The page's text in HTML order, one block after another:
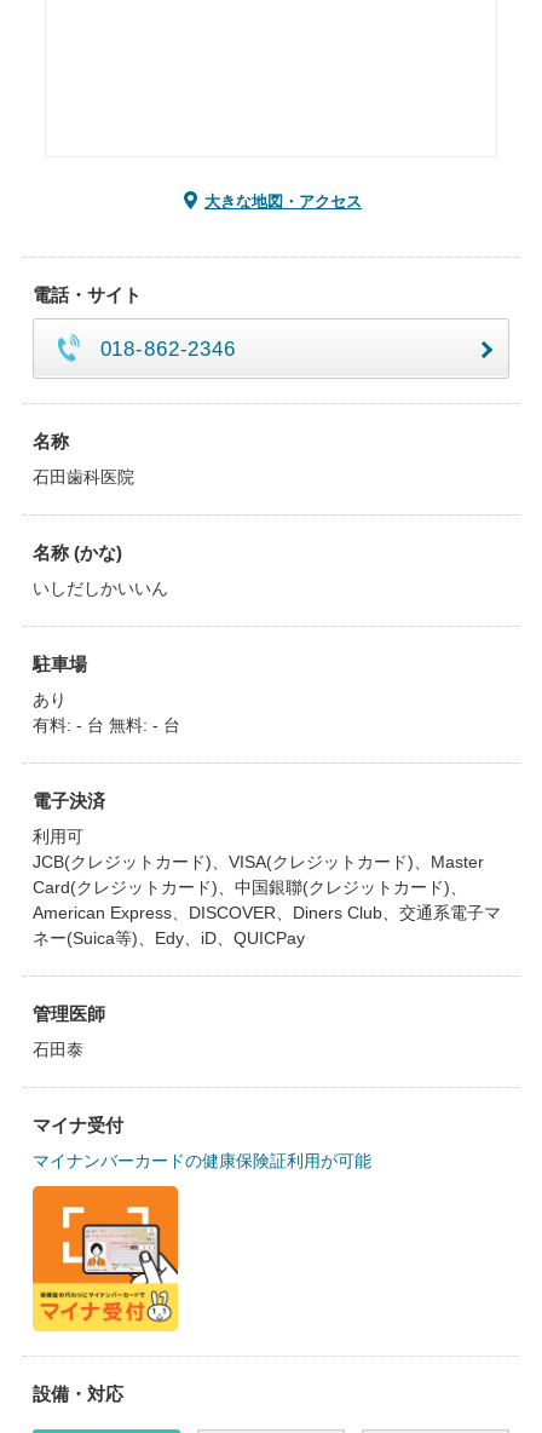
大きな地図・アクセス
電話・サイト
018-862-2346
名称
石田歯科医院
名称 (かな)
いしだしかいいん
駐車場
あり
有料: - 台 無料: - 台
電子決済
利用可
JCB(クレジットカード)、VISA(クレジットカード)、Master
Card(クレジットカード)、中国銀聯(クレジットカード)、
American Express、DISCOVER、Diners Club、交通系電子マ
ネー(Suica等)、Edy、iD、QUICPay
管理医師
石田泰
マイナ受付
マイナンバーカードの健康保険証利用が可能
設備・対応